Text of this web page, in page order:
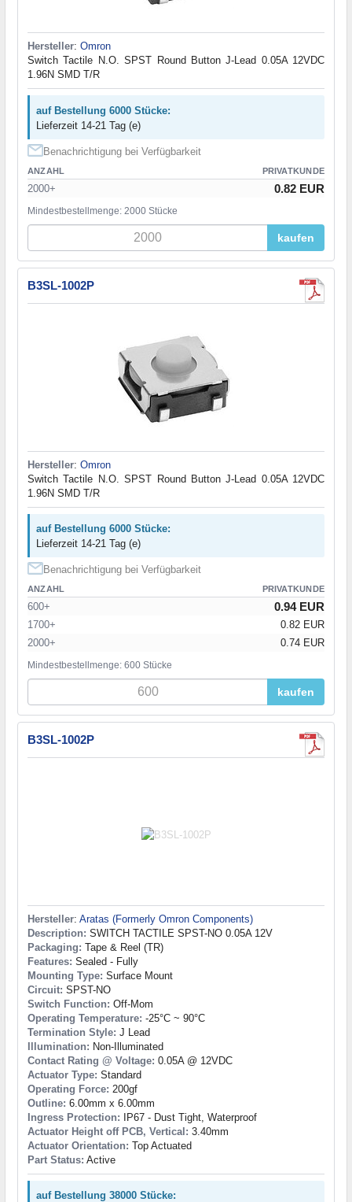
Hersteller: Omron
Switch Tactile N.O. SPST Round Button J-Lead 0.05A 12VDC
1.96N SMD T/R
auf Bestellung 6000 Stücke:
Lieferzeit 14-21 Tag (e)
Benachrichtigung bei Verfügbarkeit
ANZAHL PRIVATKUNDE
2000+ 0.82 EUR
Mindestbestellmenge: 2000 Stücke
kaufen
B3SL-1002P
Hersteller: Omron
Switch Tactile N.O. SPST Round Button J-Lead 0.05A 12VDC
1.96N SMD T/R
auf Bestellung 6000 Stücke:
Lieferzeit 14-21 Tag (e)
Benachrichtigung bei Verfügbarkeit
ANZAHL PRIVATKUNDE
600+ 0.94 EUR
1700+
0.82 EUR
2000+
0.74 EUR
Mindestbestellmenge: 600 Stücke
kaufen
B3SL-1002P
Hersteller: Aratas (Formerly Omron Components)
Description: SWITCH TACTILE SPST-NO 0.05A 12V
Packaging: Tape & Reel (TR)
Features: Sealed - Fully
Mounting Type: Surface Mount
Circuit: SPST-NO
Switch Function: Off-Mom
Operating Temperature: -25°C ~ 90°C
Termination Style: J Lead
Illumination: Non-Illuminated
Contact Rating @ Voltage: 0.05A @ 12VDC
Actuator Type: Standard
Operating Force: 200gf
Outline: 6.00mm x 6.00mm
Ingress Protection: IP67 - Dust Tight, Waterproof
Actuator Height off PCB, Vertical: 3.40mm
Actuator Orientation: Top Actuated
Part Status: Active
auf Bestellung 38000 Stücke: